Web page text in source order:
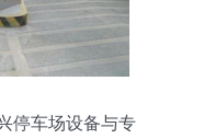
停车场设备与专